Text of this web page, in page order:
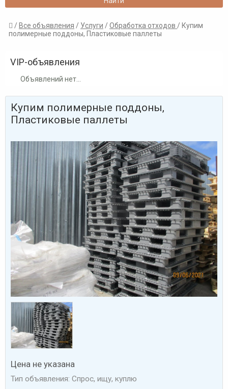
 / Все объявления / Услуги /Обработка отходов / Купим
полимерные поддоны, Пластиковые паллеты
VIP-объявления
Объявлений нет...
Купим полимерные поддоны,
Пластиковые паллеты
Цена не указана
Тип объявления: Спрос, ищу, куплю